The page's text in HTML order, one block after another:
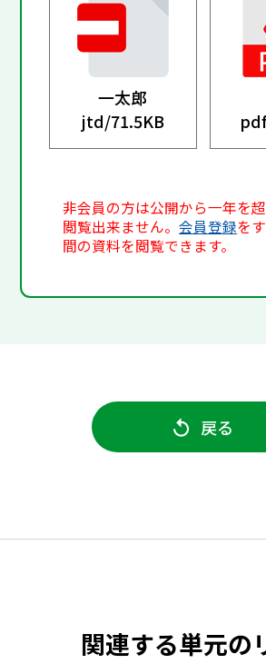
一太郎
jtd/71.5KB
非会員の方は公開から一年を
閲覧出来ません。会員登録を
間の資料を閲覧できます。
戻る
関連する単元の